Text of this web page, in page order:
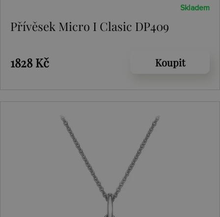
Skladem
Přívěsek Micro I Clasic DP409
1828 Kč Koupit